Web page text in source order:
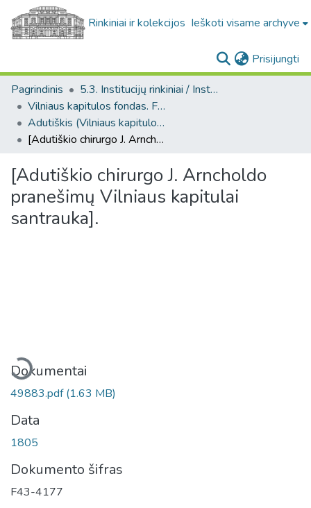
Rinkiniai ir kolekcijos Ieškoti visame archyve
Prisijungti
Pagrindinis
5.3. Institucijų rinkiniai / Institutional collections
Vilniaus kapitulos fondas. F43
Adutiškis (Vilniaus kapitulos fondas. F43. Bažnytinės valdos)
[Adutiškio chirurgo J. Arncholdo pranešimų Vilniaus kapitulai santrauka].
[Adutiškio chirurgo J. Arncholdo
pranešimų Vilniaus kapitulai
santrauka].
Įkeliama...
Dokumentai
49883.pdf(1.63 MB)
Data
1805
Dokumento šifras
F43-4177